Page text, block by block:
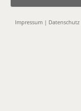
Impressum | Datenschutz